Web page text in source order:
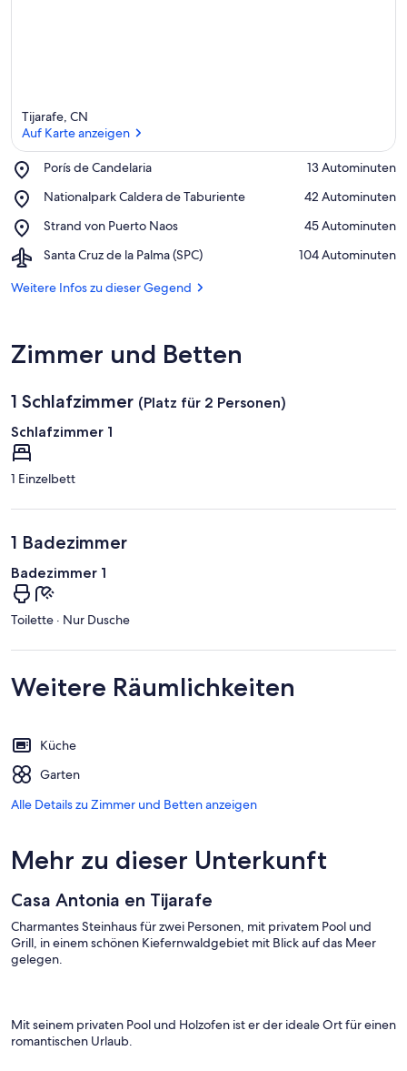
Tijarafe, CN
Auf Karte anzeigen
Porís de Candelaria
Place,
de
‪13 Autominuten‬
Nationalpark Caldera de Taburiente
Place,
Caldera
Taburiente
‪42 Autominuten‬
Strand von Puerto Naos
Place,
von
Naos
‪45 Autominuten‬
Santa Cruz de la Palma (SPC)
Airport,
Cruz
(SPC)
‪104 Autominuten‬
Weitere Infos zu dieser Gegend
Zimmer und Betten
1 Schlafzimmer (Platz für 2 Personen)
Schlafzimmer 1
1 Einzelbett
1 Badezimmer
Badezimmer 1
Toilette · Nur Dusche
Weitere Räumlichkeiten
Küche
Garten
Alle Details zu Zimmer und Betten anzeigen
Mehr zu dieser Unterkunft
Casa Antonia en Tijarafe
Charmantes Steinhaus für zwei Personen, mit privatem Pool und
Grill, in einem schönen Kiefernwaldgebiet mit Blick auf das Meer
gelegen.
Mit seinem privaten Pool und Holzofen ist er der ideale Ort für einen
romantischen Urlaub.